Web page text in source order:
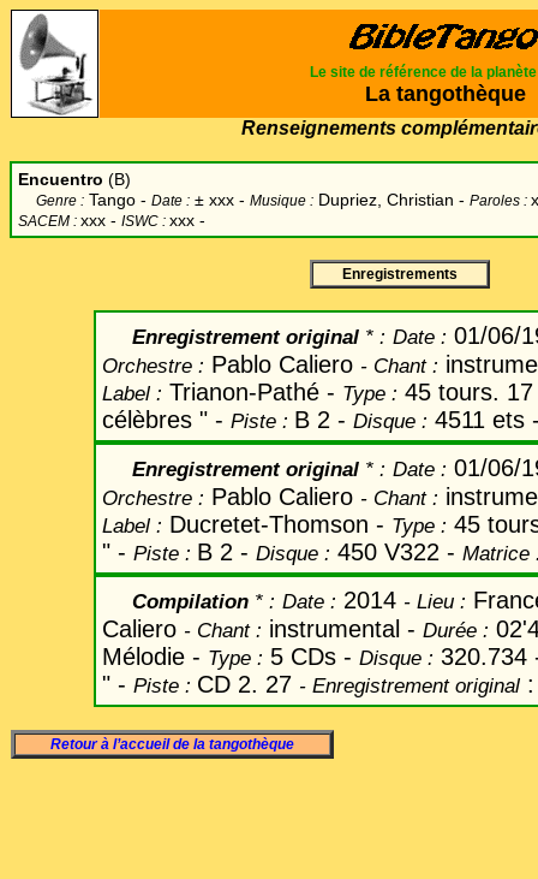
Le site de référence de la planète
La tangothèque
Renseignements
Encuentro (B)
Genre : Tango - Date : ± xxx - Musique : Dupriez, Christian - Paroles :
SACEM : xxx - ISWC : xxx -
Enregistrements
Enregistrement original * : Date : 01/06/
Orchestre : Pablo Caliero - Chant:
Label : Trianon-Pathé - Type : 45 tours.
célèbres " - Piste : B 2 - Disque : 4511 ets
Enregistrement original * : Date : 01/06/
Orchestre : Pablo Caliero - Chant:
Label : Ducretet-Thomson - Type : 45
" - Piste : B 2 - Disque : 450 V322 - Matrice
Compilation * : Date : 2014 - Lieu :
Caliero - Chant: instrumental - Durée :
Mélodie - Type : 5 CDs - Disque :
" - Piste : CD 2. 27 - Enregistrement original
Retour à l’accueil de la tangothèque